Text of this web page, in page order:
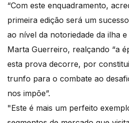
“Com este enquadramento,
primeira edição será um
ao nível da notoriedade da ilha e
Marta Guerreiro, realçando “a
esta prova decorre, por
trunfo para o combate ao
nos impõe”.
"Este é mais um perfeito